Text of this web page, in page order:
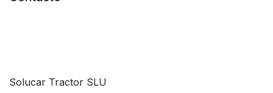
Solucar Tractor SLU